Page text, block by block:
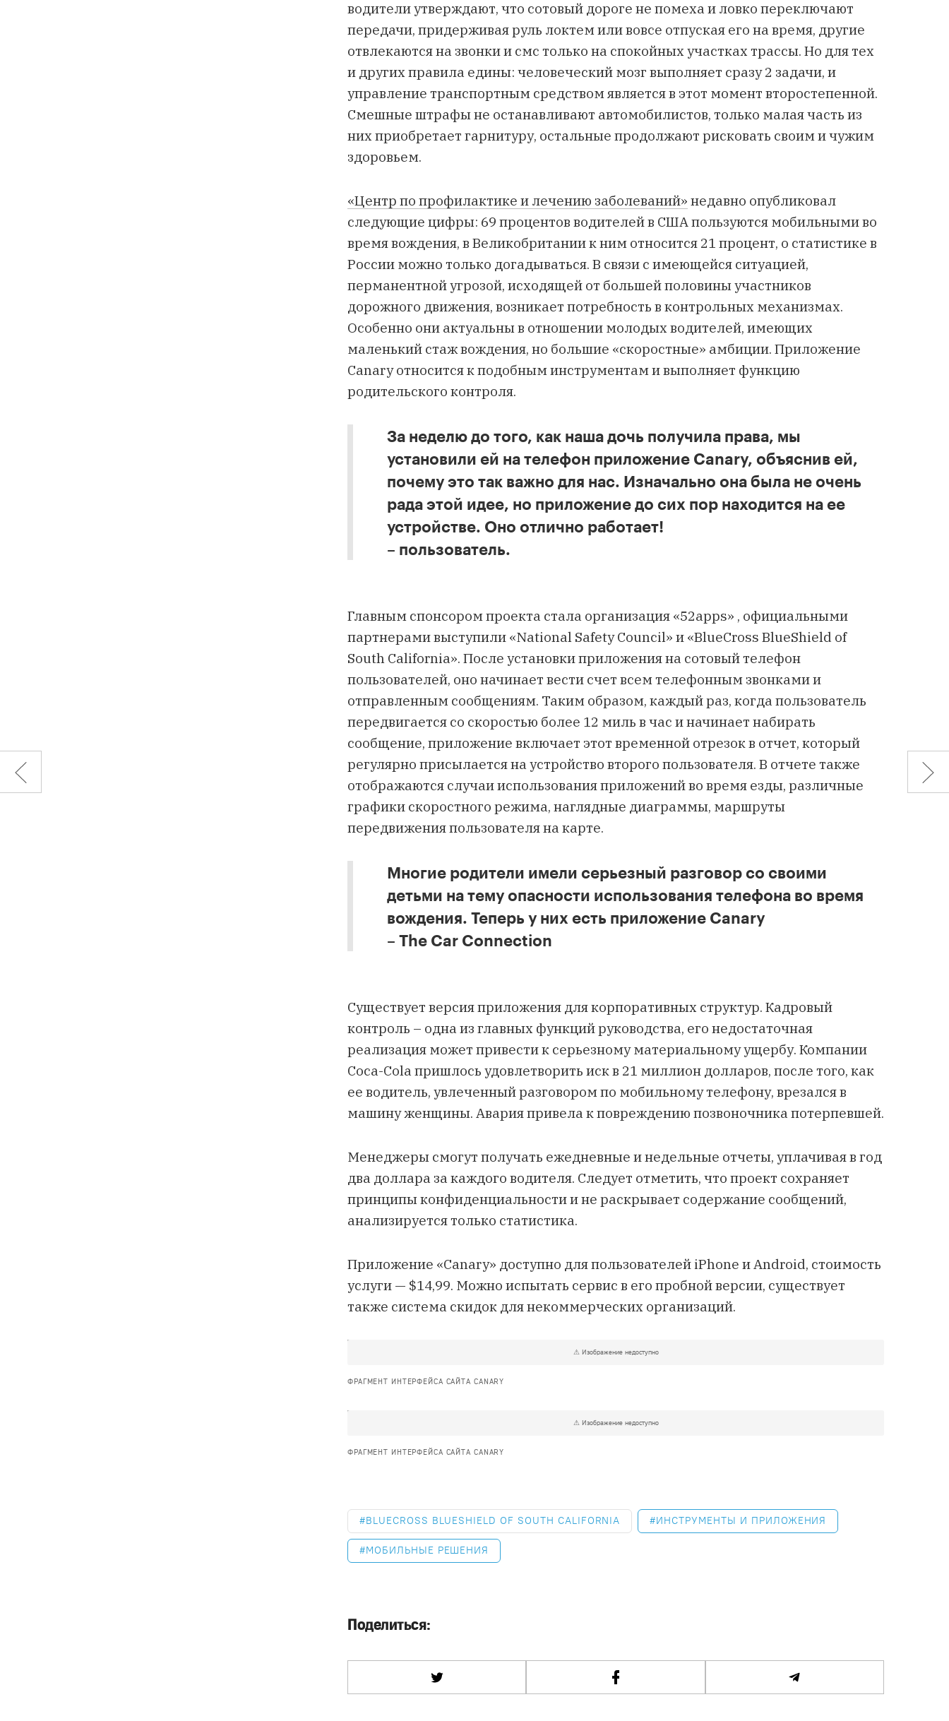
водители утверждают, что сотовый дороге не помеха и ловко переключают
передачи, придерживая руль локтем или вовсе отпуская его на время, другие
отвлекаются на звонки и смс только на спокойных участках трассы. Но для тех
и других правила едины: человеческий мозг выполняет сразу 2 задачи, и
управление транспортным средством является в этот момент второстепенной.
Смешные штрафы не останавливают автомобилистов, только малая часть из
них приобретает гарнитуру, остальные продолжают рисковать своим и чужим
здоровьем.
«Центр по профилактике и лечению заболеваний» недавно опубликовал
следующие цифры: 69 процентов водителей в США пользуются мобильными во
время вождения, в Великобритании к ним относится 21 процент, о статистике в
России можно только догадываться. В связи с имеющейся ситуацией,
перманентной угрозой, исходящей от большей половины участников
дорожного движения, возникает потребность в контрольных механизмах.
Особенно они актуальны в отношении молодых водителей, имеющих
маленький стаж вождения, но большие «скоростные» амбиции. Приложение
Canary относится к подобным инструментам и выполняет функцию
родительского контроля.
За неделю до того, как наша дочь получила права, мы
установили ей на телефон приложение Canary, объяснив ей,
почему это так важно для нас. Изначально она была не очень
рада этой идее, но приложение до сих пор находится на ее
устройстве. Оно отлично работает!
– пользователь.
Главным спонсором проекта стала организация «52apps» , официальными
партнерами выступили «National Safety Council» и «BlueCross BlueShield of
South California». После установки приложения на сотовый телефон
пользователей, оно начинает вести счет всем телефонным звонками и
отправленным сообщениям. Таким образом, каждый раз, когда пользователь
передвигается со скоростью более 12 миль в час и начинает набирать
сообщение, приложение включает этот временной отрезок в отчет, который
регулярно присылается на устройство второго пользователя. В отчете также
отображаются случаи использования приложений во время езды, различные
графики скоростного режима, наглядные диаграммы, маршруты
передвижения пользователя на карте.
Многие родители имели серьезный разговор со своими
детьми на тему опасности использования телефона во время
вождения. Теперь у них есть приложение Canary
– The Car Connection
Существует версия приложения для корпоративных структур. Кадровый
контроль – одна из главных функций руководства, его недостаточная
реализация может привести к серьезному материальному ущербу. Компании
Coca-Cola пришлось удовлетворить иск в 21 миллион долларов, после того, как
ее водитель, увлеченный разговором по мобильному телефону, врезался в
машину женщины. Авария привела к повреждению позвоночника потерпевшей.
Менеджеры смогут получать ежедневные и недельные отчеты, уплачивая в год
два доллара за каждого водителя. Следует отметить, что проект сохраняет
принципы конфиденциальности и не раскрывает содержание сообщений,
анализируется только статистика.
Приложение «Canary» доступно для пользователей iPhone и Android, стоимость
услуги — $14,99. Можно испытать сервис в его пробной версии, существует
также система скидок для некоммерческих организаций.
ФРАГМЕНТ ИНТЕРФЕЙСА САЙТА CANARY
ФРАГМЕНТ ИНТЕРФЕЙСА САЙТА CANARY
BLUECROSS BLUESHIELD OF SOUTH CALIFORNIA ИНСТРУМЕНТЫ И ПРИЛОЖЕНИЯ
МОБИЛЬНЫЕ РЕШЕНИЯ
Поделиться: